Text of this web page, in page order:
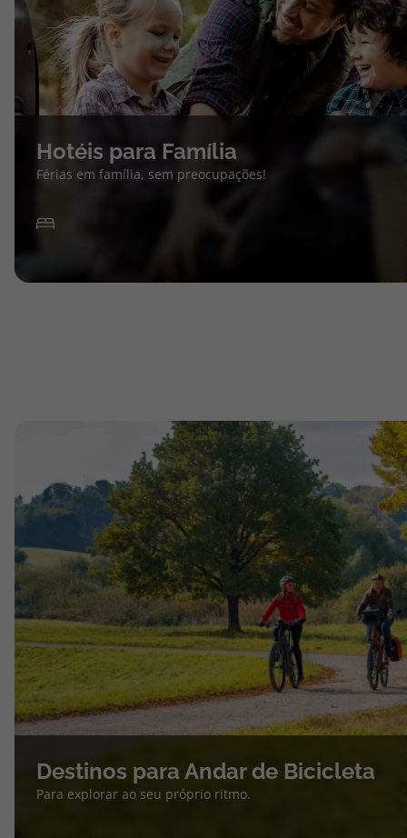
Hotéis para Família
Férias em família, sem preocupações!
Destinos para Andar de Bicicleta
Para explorar ao seu próprio ritmo.